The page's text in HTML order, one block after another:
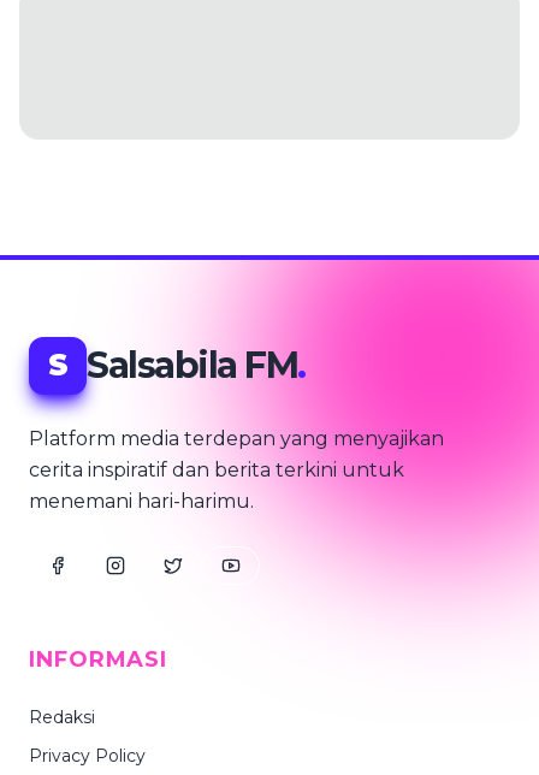
S Salsabila FM.
Platform media terdepan yang menyajikan
cerita inspiratif dan berita terkini untuk
menemani hari-harimu.
INFORMASI
Redaksi
Privacy Policy